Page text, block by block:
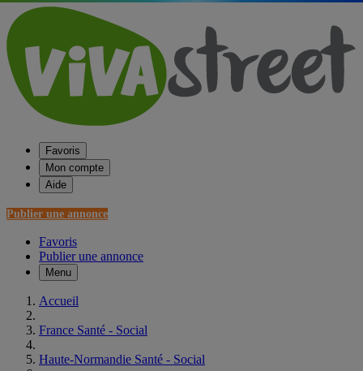
Favoris
Mon compte
Aide
Publier une annonce
Favoris
Publier une annonce
Menu
Accueil
France Santé - Social
Haute-Normandie Santé - Social